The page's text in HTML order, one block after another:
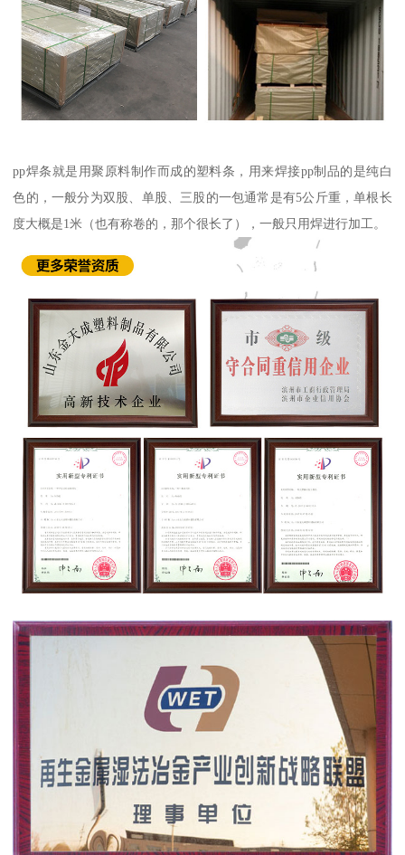
pp焊条就是用聚原料制作而成的塑料条，用来焊接pp制品的是纯白
色的，一般分为双股、单股、三股的一包通常是有5公斤重，单根长
度大概是1米（也有称卷的，那个很长了），一般只用焊进行加工。